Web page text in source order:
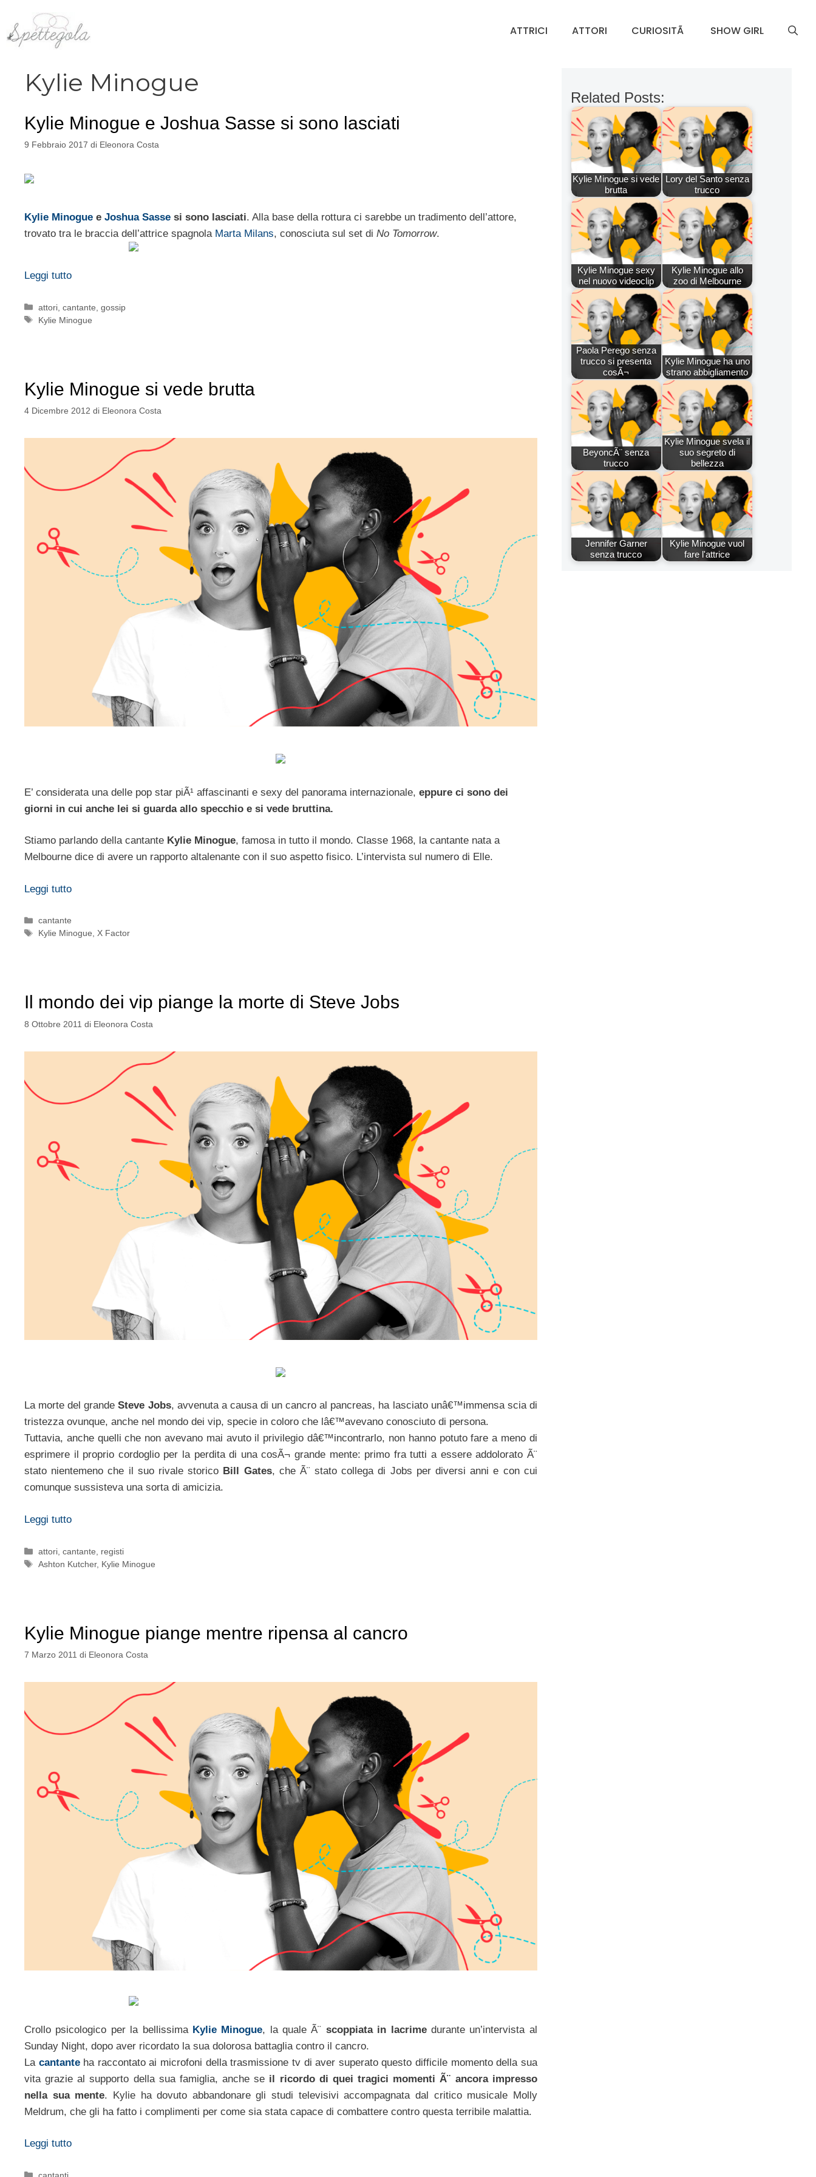
contenuto
ATTRICI ATTORI CURIOSITÃ SHOW GIRL
Kylie Minogue
Kylie Minogue e Joshua Sasse si sono lasciati
9 Febbraio 2017 di Eleonora Costa
Kylie Minogue e Joshua Sasse si sono lasciati. Alla base della rottura ci sarebbe un tradimento dell’attore,
trovato tra le braccia dell’attrice spagnola Marta Milans, conosciuta sul set di No Tomorrow.
Leggi tutto
Categorie
attori ,cantante ,gossip
Tag
Kylie Minogue
Kylie Minogue si vede brutta
4 Dicembre 2012 di Eleonora Costa
E’ considerata una delle pop star piÃ¹ affascinanti e sexy del panorama internazionale, eppure ci sono dei
giorni in cui anche lei si guarda allo specchio e si vede bruttina.
Stiamo parlando della cantante Kylie Minogue, famosa in tutto il mondo. Classe 1968, la cantante nata a
Melbourne dice di avere un rapporto altalenante con il suo aspetto fisico. L’intervista sul numero di Elle.
Leggi tutto
Categorie
cantante
Tag
Kylie Minogue,X Factor
Il mondo dei vip piange la morte di Steve Jobs
8 Ottobre 2011 di Eleonora Costa
La morte del grandeSteve Jobs, avvenuta a causa di un cancro al pancreas, ha lasciato unâ€™immensa scia di
tristezza ovunque, anche nel mondo dei vip, specie in coloro che lâ€™avevano conosciuto di persona.
Tuttavia, anche quelli che non avevano mai avuto il privilegio dâ€™incontrarlo, non hanno potuto fare a meno di
esprimere il proprio cordoglio per la perdita di una cosÃ¬ grande mente: primo fra tutti a essere addolorato Ã¨
stato nientemeno che il suo rivale storico Bill Gates, che Ã¨ stato collega di Jobs per diversi anni e con cui
comunque sussisteva una sorta di amicizia.
Leggi tutto
Categorie
attori ,cantante
registi
Tag
Ashton Kutcher, Kylie Minogue
Kylie Minogue piange mentre ripensa al cancro
7 Marzo 2011 di Eleonora Costa
Crollo psicologico per la bellissima Kylie Minogue, la quale Ã¨ scoppiata in lacrimedurante un’intervista al
Sunday Night, dopo aver ricordato la sua dolorosa battaglia contro il cancro.
La cantanteha raccontato ai microfoni della trasmissione tv di aver superato questo difficile momento della sua
vita grazie al supporto della sua famiglia, anche se il ricordo di quei tragici momenti Ã¨ ancora impresso
nella sua mente. Kylie ha dovuto abbandonare gli studi televisivi accompagnata dal critico musicale Molly
Meldrum, che gli ha fatto i complimenti per come sia stata capace di combattere contro questa terribile malattia.
Leggi tutto
Categorie
Related Posts:
Kylie Minogue si vede
brutta
Lory del Santo senza
trucco
Kylie Minogue sexy
nel nuovo videoclip
Kylie Minogue allo
zoo di Melbourne
Paola Perego senza
trucco si presenta
cosÃ¬
Kylie Minogue ha uno
strano abbigliamento
BeyoncÃ¨ senza
trucco
Kylie Minogue svela il
suo segreto di
bellezza
Jennifer Garner
senza trucco
Kylie Minogue vuol
fare l'attrice